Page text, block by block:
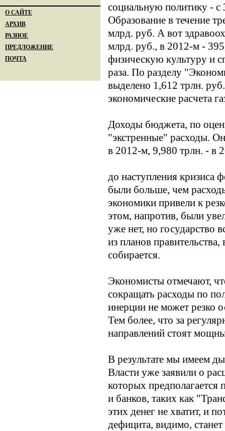
О САЙТЕ
АРХИВ
РАЗНОЕ
ПРЕДЛОЖЕНИЕ
ПОЧТА
социальную политику - с
Образование в течение
млрд. руб. А вот
млрд. руб., в 2012-м -
физическую культуру и
раза. По разделу
выделено 1,612 трлн.
экономические расчета
Доходы бюджета, по
"экстренные" расходы.
в 2012-м, 9,980 трлн. - в
до наступления
были больше, чем
экономики привели к
этом, напротив, были
уже нет, но государство
из планов
собирается.
Экономисты отмечают,
сокращать расходы по
инерции не может резко
Тем более, что за
направлений стоят
В результате мы имеем
Власти уже заявили о
которых
и банков, таких как
этих денег не хватит, и
дефицита, видимо,